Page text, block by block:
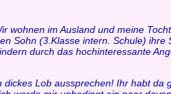
wohnen im Ausland und meine
Sohn (3.Klasse intern. Schule)
durch das hochinteressante
Lob aussprechen! Ihr habt